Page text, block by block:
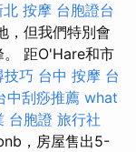
北 按摩 台胞證台
，但我們特別會
。 距O'Hare和市
巧 台中 按摩 台
中刮痧推薦 what
台胞證 旅行社
，房屋售出5-